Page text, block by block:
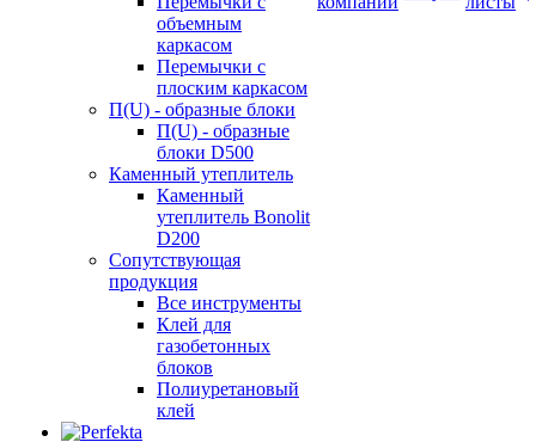
объемным
каркасом
Перемычки с
плоским каркасом
П(U) - образные блоки
П(U) - образные
блоки D500
Каменный утеплитель
Каменный
утеплитель Bonolit
D200
Сопутствующая
продукция
Все инструменты
Клей для
газобетонных
блоков
Полиуретановый
клей